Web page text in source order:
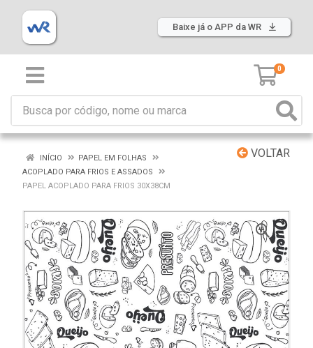
Baixe já o APP da WR
0
VOLTAR
INÍCIO
PAPEL EM FOLHAS
ACOPLADO PARA FRIOS E ASSADOS
PAPEL ACOPLADO PARA FRIOS 30X38CM